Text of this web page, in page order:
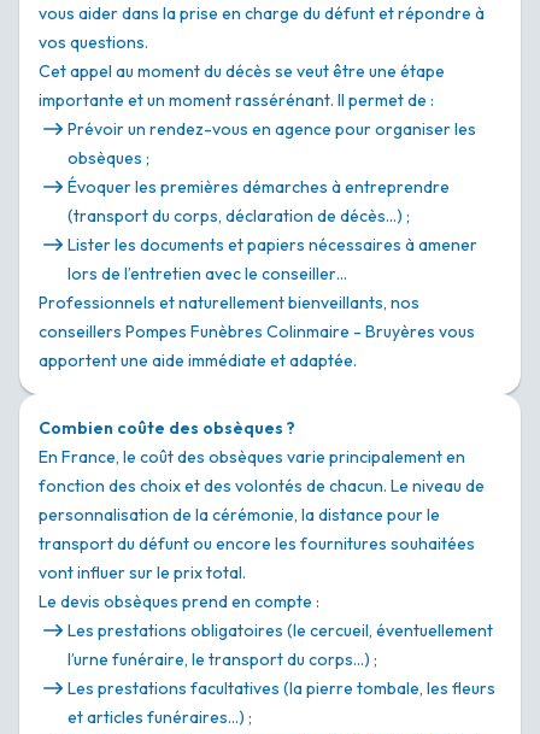
vous aider dans la prise en charge du défunt et répondre à
vos questions.
Cet appel au moment du décès se veut être une étape
importante et un moment rassérénant. Il permet de :
Prévoir un rendez-vous en agence pour organiser les
obsèques ;
Évoquer les premières démarches à entreprendre
(transport du corps, déclaration de décès…) ;
Lister les documents et papiers nécessaires à amener
lors de l’entretien avec le conseiller…
Professionnels et naturellement bienveillants, nos
conseillers Pompes Funèbres Colinmaire - Bruyères vous
apportent une aide immédiate et adaptée.
Combien coûte des obsèques ?
En France, le coût des obsèques varie principalement en
fonction des choix et des volontés de chacun. Le niveau de
personnalisation de la cérémonie, la distance pour le
transport du défunt ou encore les fournitures souhaitées
vont influer sur le prix total.
Le devis obsèques prend en compte :
Les prestations obligatoires (le cercueil, éventuellement
l’urne funéraire, le transport du corps…) ;
Les prestations facultatives (la pierre tombale, les fleurs
et articles funéraires…) ;